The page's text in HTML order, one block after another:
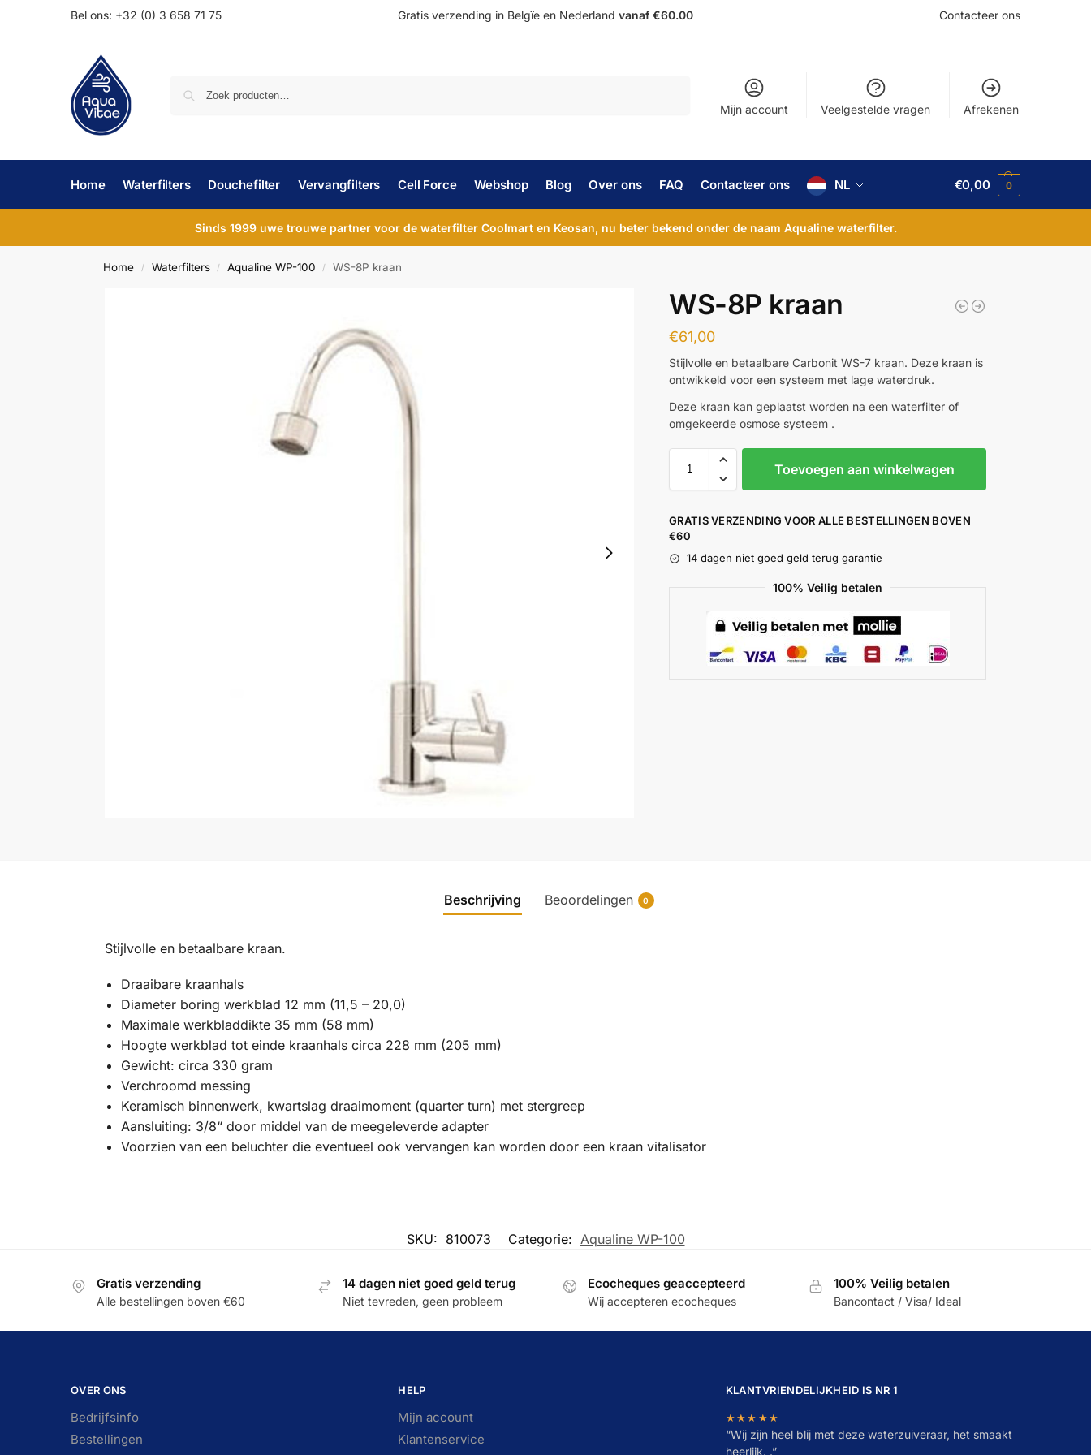
Bel ons: +32 (0) 3 658 71 75 Gratis verzending in Belgïe en Nederland vanaf €60.00 Contacteer ons
Mijn account Veelgestelde vragen Afrekenen
Home Waterfilters Douchefilter Vervangfilters Cell Force Webshop Blog Over ons FAQ Contacteer ons NL €0,00 0
Sinds 1999 uwe trouwe partner voor de waterfilter Coolmart en Keosan, nu beter bekend onder de naam Aqualine waterfilter.
Home / Waterfilters / Aqualine WP-100 / WS-8P kraan
WS-8P kraan
€61,00
Stijlvolle en betaalbare Carbonit WS-7 kraan. Deze kraan is
ontwikkeld voor een systeem met lage waterdruk.
Deze kraan kan geplaatst worden na een waterfilter of
omgekeerde osmose systeem .
Toevoegen aan winkelwagen
GRATIS VERZENDING VOOR ALLE BESTELLINGEN BOVEN
€60
14 dagen niet goed geld terug garantie
100% Veilig betalen
Beschrijving Beoordelingen 0
Stijlvolle en betaalbare kraan.
Draaibare kraanhals
Diameter boring werkblad 12 mm (11,5 – 20,0)
Maximale werkbladdikte 35 mm (58 mm)
Hoogte werkblad tot einde kraanhals circa 228 mm (205 mm)
Gewicht: circa 330 gram
Verchroomd messing
Keramisch binnenwerk, kwartslag draaimoment (quarter turn) met stergreep
Aansluiting: 3/8“ door middel van de meegeleverde adapter
Voorzien van een beluchter die eventueel ook vervangen kan worden door een kraan vitalisator
SKU: 810073 Categorie: Aqualine WP-100
Gratis verzending
Alle bestellingen boven €60
14 dagen niet goed geld terug
Niet tevreden, geen probleem
Ecocheques geaccepteerd
Wij accepteren ecocheques
100% Veilig betalen
Bancontact / Visa/ Ideal
OVER ONS
Bedrijfsinfo
Bestellingen
HELP
Mijn account
Klantenservice
KLANTVRIENDELIJKHEID IS NR 1
★★★★★
“Wij zijn heel blij met deze waterzuiveraar, het smaakt
heerlijk. .”